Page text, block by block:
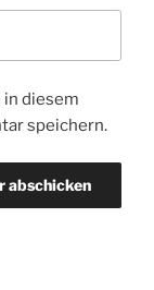
in diesem
speichern.